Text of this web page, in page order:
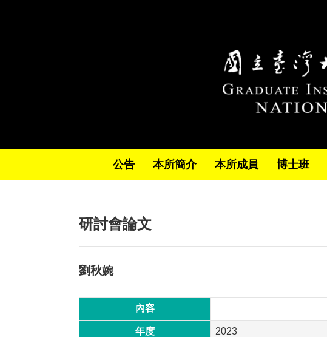
公告 本所簡介 本所成員 博士班
研討會論文
劉秋婉
內容
年度 2023